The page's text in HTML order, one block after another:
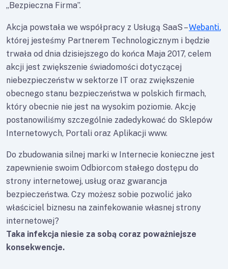
„Bezpieczna Firma”.
Akcja powstała we współpracy z Usługą SaaS –Webanti,
której jesteśmy Partnerem Technologicznym i będzie
trwała od dnia dzisiejszego do końca Maja 2017, celem
akcji jest zwiększenie świadomości dotyczącej
niebezpieczeństw w sektorze IT oraz zwiększenie
obecnego stanu bezpieczeństwa w polskich firmach,
który obecnie nie jest na wysokim poziomie. Akcję
postanowiliśmy szczególnie zadedykować do Sklepów
Internetowych, Portali oraz Aplikacji www.
Do zbudowania silnej marki w Internecie konieczne jest
zapewnienie swoim Odbiorcom stałego dostępu do
strony internetowej, usług oraz gwarancja
bezpieczeństwa. Czy możesz sobie pozwolić jako
właściciel biznesu na zainfekowanie własnej strony
internetowej?
Taka infekcja niesie za sobą coraz poważniejsze
konsekwencje.